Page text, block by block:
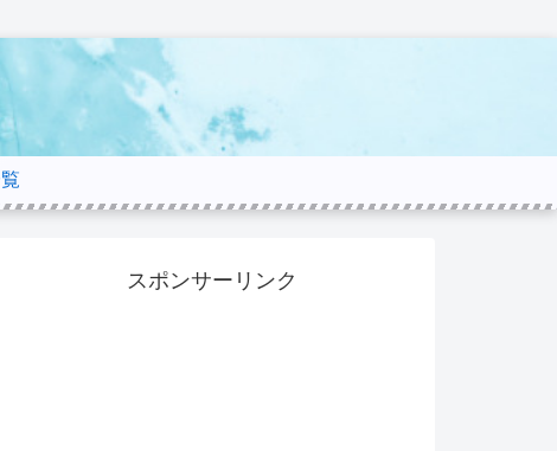
スポンサーリンク